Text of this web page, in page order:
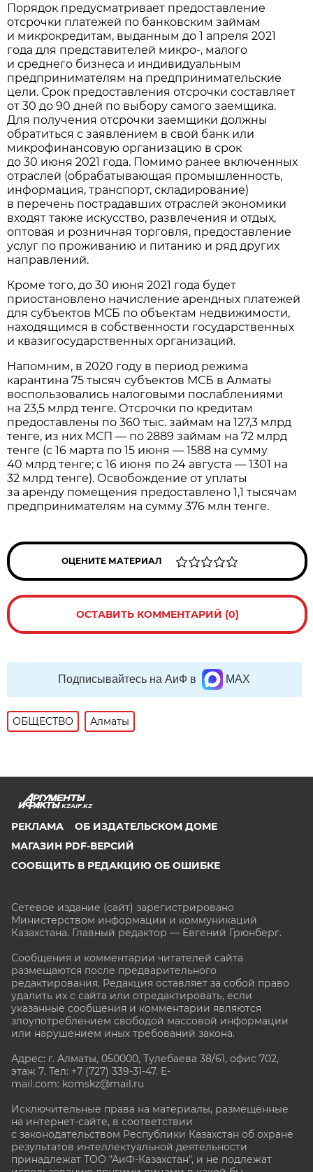
Порядок предусматривает предоставление
отсрочки платежей по банковским займам
и микрокредитам, выданным до 1 апреля 2021
года для представителей микро-, малого
и среднего бизнеса и индивидуальным
предпринимателям на предпринимательские
цели. Срок предоставления отсрочки составляет
от 30 до 90 дней по выбору самого заемщика.
Для получения отсрочки заемщики должны
обратиться с заявлением в свой банк или
микрофинансовую организацию в срок
до 30 июня 2021 года. Помимо ранее включенных
отраслей (обрабатывающая промышленность,
информация, транспорт, складирование)
в перечень пострадавших отраслей экономики
входят также искусство, развлечения и отдых,
оптовая и розничная торговля, предоставление
услуг по проживанию и питанию и ряд других
направлений.
Кроме того, до 30 июня 2021 года будет
приостановлено начисление арендных платежей
для субъектов МСБ по объектам недвижимости,
находящимся в собственности государственных
и квазигосударственных организаций.
Напомним, в 2020 году в период режима
карантина 75 тысяч субъектов МСБ в Алматы
воспользовались налоговыми послаблениями
на 23,5 млрд тенге. Отсрочки по кредитам
предоставлены по 360 тыс. займам на 127,3 млрд
тенге, из них МСП — по 2889 займам на 72 млрд
тенге (с 16 марта по 15 июня — 1588 на сумму
40 млрд тенге; с 16 июня по 24 августа — 1301 на
32 млрд тенге). Освобождение от уплаты
за аренду помещения предоставлено 1,1 тысячам
предпринимателям на сумму 376 млн тенге.
ОЦЕНИТЕ МАТЕРИАЛ
ОСТАВИТЬ КОММЕНТАРИЙ (0)
Подписывайтесь на АиФ в MAX
ОБЩЕСТВО Алматы
KZAIF.KZ
РЕКЛАМА
ОБ ИЗДАТЕЛЬСКОМ ДОМЕ
МАГАЗИН PDF-ВЕРСИЙ
СООБЩИТЬ В РЕДАКЦИЮ ОБ ОШИБКЕ
Сетевое издание (сайт) зарегистрировано
Министерством информации и коммуникаций
Казахстана. Главный редактор — Евгений Грюнберг.
Сообщения и комментарии читателей сайта
размещаются после предварительного
редактирования. Редакция оставляет за собой право
удалить их с сайта или отредактировать, если
указанные сообщения и комментарии являются
злоупотреблением свободой массовой информации
или нарушением иных требований закона.
Адрес: г. Алматы, 050000, Тулебаева 38/61, офис 702,
этаж 7. Тел: +7 (727) 339-31-47. E-
mail.com: komskz@mail.ru
Исключительные права на материалы, размещённые
на интернет-сайте, в соответствии
с законодательством Республики Казахстан об охране
результатов интеллектуальной деятельности
принадлежат ТОО "АиФ-Казахстан", и не подлежат